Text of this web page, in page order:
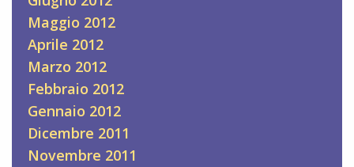
Maggio 2012
Aprile 2012
Marzo 2012
Febbraio 2012
Gennaio 2012
Dicembre 2011
Novembre 2011